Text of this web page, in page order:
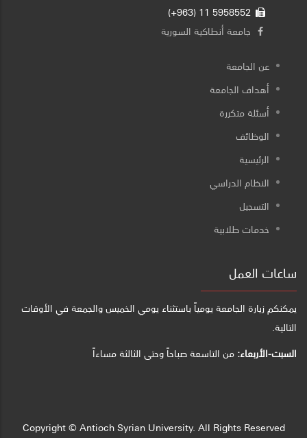
جامعة أنطاكية السورية
عن الجامعة
أهداف الجامعة
أسئلة متكررة
الوظائف
الرئيسية
النظام الدراسي
التسجيل
خدمات طلابية
ساعات العمل
يمكنكم زيارة الجامعة يومياً باستثناء يومي الخميس والجمعة في الأوقات
التالية.
السبت-الأربعاء:من التاسعة صباحاً وحتى الثالثة مساءاً
Copyright © Antioch Syrian University. All Rights Reserved